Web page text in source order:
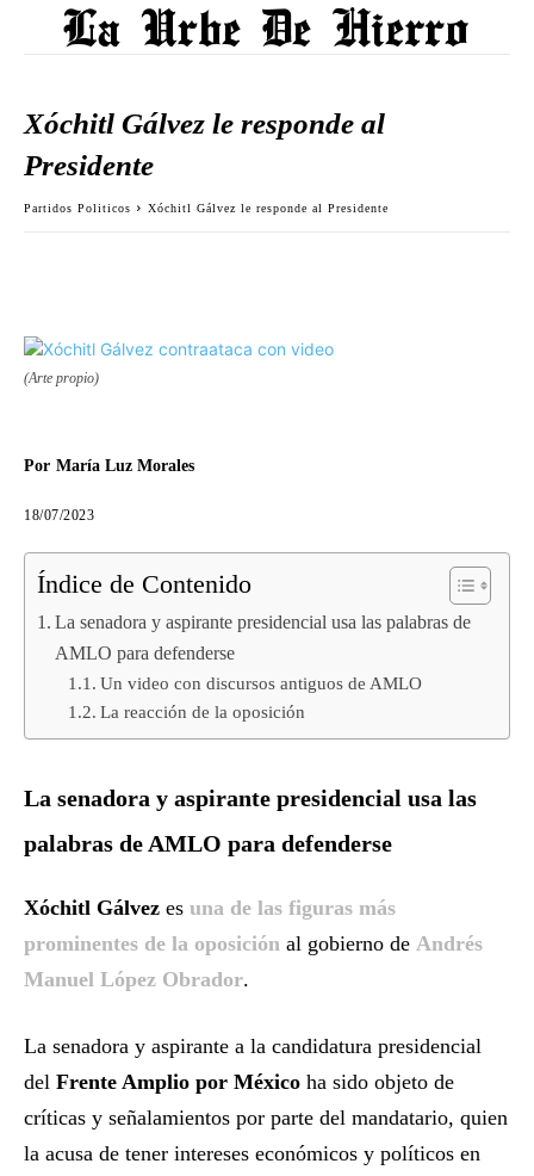
Xóchitl Gálvez le responde al
Presidente
Partidos Politicos Xóchitl Gálvez le responde al Presidente
(Arte propio)
Por María Luz Morales
18/07/2023
Índice de Contenido
La senadora y aspirante presidencial usa las palabras de
AMLO para defenderse
Un video con discursos antiguos de AMLO
La reacción de la oposición
La senadora y aspirante presidencial usa las
palabras de AMLO para defenderse
Xóchitl Gálvez es una de las figuras más
prominentes de la oposición al gobierno de Andrés
Manuel López Obrador.
La senadora y aspirante a la candidatura presidencial
del Frente Amplio por México ha sido objeto de
críticas y señalamientos por parte del mandatario, quien
la acusa de tener intereses económicos y políticos en